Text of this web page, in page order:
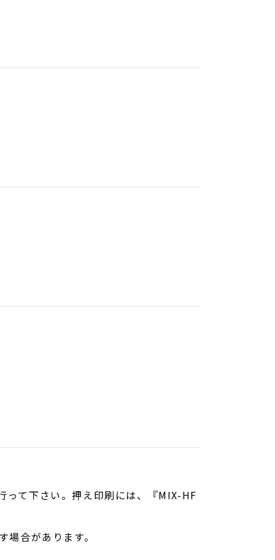
って下さい。押え印刷には、『MIX-HF
合があります。